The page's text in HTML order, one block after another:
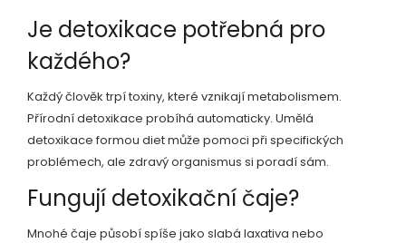
Je detoxikace potřebná pro
každého?
Každý člověk trpí toxiny, které vznikají metabolismem.
Přírodní detoxikace probíhá automaticky. Umělá
detoxikace formou diet může pomoci při specifických
problémech, ale zdravý organismus si poradí sám.
Fungují detoxikační čaje?
Mnohé čaje působí spíše jako slabá laxativa nebo